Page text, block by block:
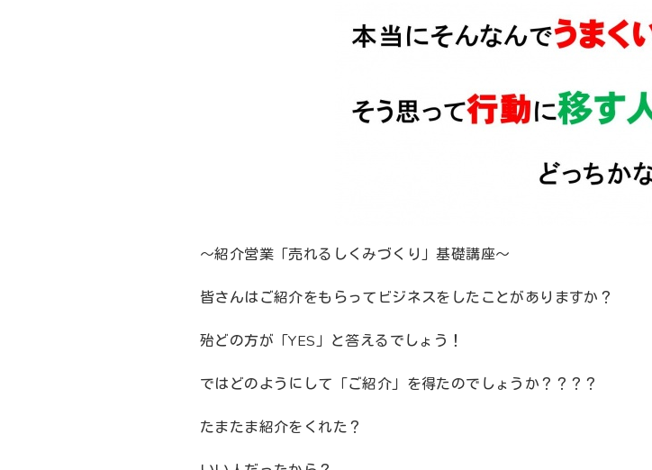
～紹介営業「売れるしくみづくり」基礎講座～
皆さんはご紹介をもらってビジネスをしたことがありますか？
殆どの方が「YES」と答えるでしょう！
ではどのようにして「ご紹介」を得たのでしょうか？？？？
たまたま紹介をくれた？